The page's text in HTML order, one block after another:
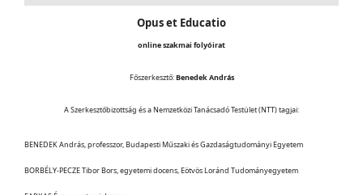
Opus et Educatio
online szakmai folyóirat
Főszerkesztő:Benedek András
A Szerkesztőbizottság és a Nemzetközi Tanácsadó Testület (NTT) tagjai:
BENEDEK András, professzor, Budapesti Műszaki és Gazdaságtudományi Egyetem
BORBÉLY-PECZE Tibor Bors, egyetemi docens, Eötvös Loránd Tudományegyetem